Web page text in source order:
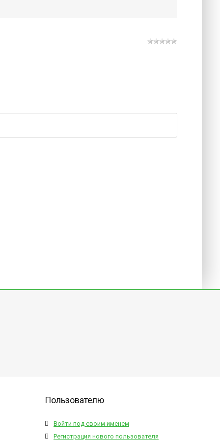
Пользователю
Войти под своим именем
Регистрация нового пользователя